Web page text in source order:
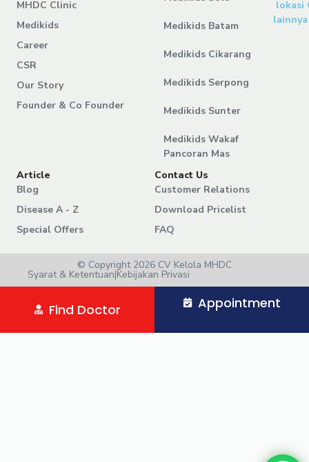
MHDC Clinic
Medikids
Career
CSR
Our Story
Founder & Co Founder
Medikids Batam
Medikids Cikarang
Medikids Serpong
Medikids Sunter
Medikids Wakaf
Pancoran Mas
lokasi
lainnya
Article
Blog
Disease A - Z
Special Offers
Contact Us
Customer Relations
Download Pricelist
FAQ
© Copyright 2026 CV Kelola MHDC
Syarat & Ketentuan|Kebijakan Privasi
Find Doctor Appointment